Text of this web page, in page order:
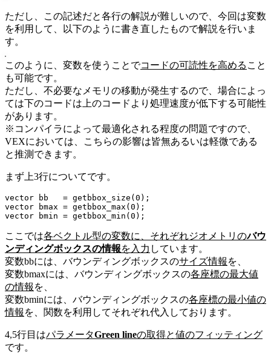
ただし、この記述だと各行の解説が難しいので、今回は変数
を利用して、以下のように書き直したもので解説を行いま
す。
このように、変数を使うことでコードの可読性を高める こと
も可能です。
ただし、不必要なメモリの移動が発生するので、場合によっ
ては下のコードは上のコードより処理速度が低下する可能性
があります。
※コンパイラによって最適化される程度の問題ですので、
VEXにおいては、こちらの影響は皆無あるいは軽微である
と推測できます。
まず上3行についてです。
vector bb   = getbbox_size(0);
vector bmax = getbbox_max(0);
vector bmin = getbbox_min(0);
ここでは各ベクトル型の変数に、それぞれジオメトリのバウ
ンディングボックスの情報を入力 しています。
変数bbには、バウンディングボックスのサイズ情報 を、
変数bmaxには、バウンディングボックスの各座標の最大値
の情報 を、
変数bminには、バウンディングボックスの各座標の最小値の
情報 を、関数を利用してそれぞれ代入しております。
4,5行目はパラメータGreen lineの取得と値のフィッティング
です。